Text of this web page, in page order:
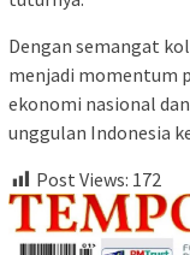
Dengan semangat
menjadi momentum
ekonomi nasional
unggulan Indonesia
Post Views: 172